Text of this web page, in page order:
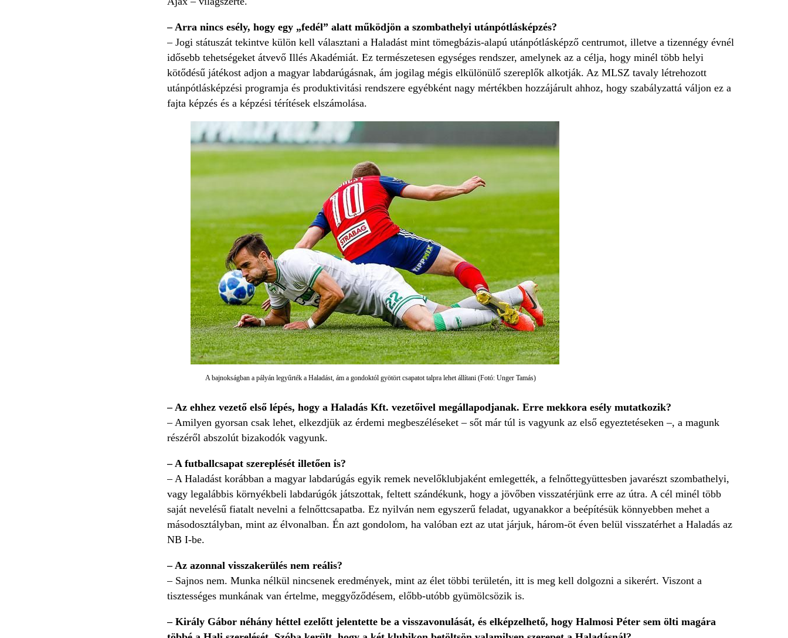
– Arra nincs esély, hogy egy „fedél” alatt működjön a szombathelyi utánpótlásképzés?
– Jogi státuszát tekintve külön kell választani a Haladást mint tömegbázis-alapú utánpótlásképző centrumot, illetve a tizennégy évnél
idősebb tehetségeket átvevő Illés Akadémiát. Ez természetesen egységes rendszer, amelynek az a célja, hogy minél több helyi
kötődésű játékost adjon a magyar labdarúgásnak, ám jogilag mégis elkülönülő szereplők alkotják. Az MLSZ tavaly létrehozott
utánpótlásképzési programja és produktivitási rendszere egyébként nagy mértékben hozzájárult ahhoz, hogy szabályzattá váljon ez a
fajta képzés és a képzési térítések elszámolása.
A bajnokságban a pályán legyűrték a Haladást, ám a gondoktól gyötört csapatot talpra lehet állítani (Fotó: Unger Tamás)
– Az ehhez vezető első lépés, hogy a Haladás Kft. vezetőivel megállapodjanak. Erre mekkora esély mutatkozik?
– Amilyen gyorsan csak lehet, elkezdjük az érdemi megbeszéléseket – sőt már túl is vagyunk az első egyeztetéseken –, a magunk
részéről abszolút bizakodók vagyunk.
– A futballcsapat szereplését illetően is?
– A Haladást korábban a magyar labdarúgás egyik remek nevelőklubjaként emlegették, a felnőttegyüttesben javarészt szombathelyi,
vagy legalábbis környékbeli labdarúgók játszottak, feltett szándékunk, hogy a jövőben visszatérjünk erre az útra. A cél minél több
saját nevelésű fiatalt nevelni a felnőttcsapatba. Ez nyilván nem egyszerű feladat, ugyanakkor a beépítésük könnyebben mehet a
másodosztályban, mint az élvonalban. Én azt gondolom, ha valóban ezt az utat járjuk, három-öt éven belül visszatérhet a Haladás az
NB I-be.
– Az azonnal visszakerülés nem reális?
– Sajnos nem. Munka nélkül nincsenek eredmények, mint az élet többi területén, itt is meg kell dolgozni a sikerért. Viszont a
tisztességes munkának van értelme, meggyőződésem, előbb-utóbb gyümölcsözik is.
– Király Gábor néhány héttel ezelőtt jelentette be a visszavonulását, és elképzelhető, hogy Halmosi Péter sem ölti magára